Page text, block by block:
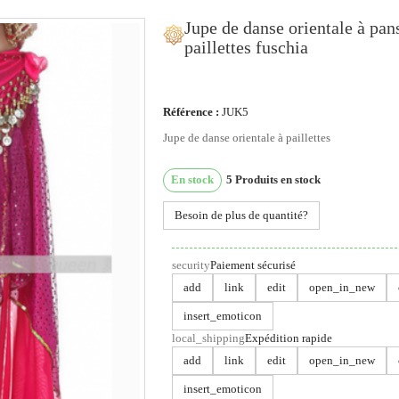
utilisons des cookies
utilisons des cookies et d'autres technologies de suivi
améliorer votre expérience de navigation sur notre site,
vous montrer un contenu personnalisé et des publicités
pour analyser le trafic de notre site et pour
de nos visiteurs.
Je refuse Changer mes préférences
Jupe de danse orientale à
paillettes fuschia
Référence : JUK5
Jupe de danse orientale à paillettes
En stock 5 Produits en stock
Besoin de plus de quantité?
securityPaiement sécurisé
add
link edit open_in_new
insert_emoticon
local_shippingExpédition rapide
add
link edit open_in_new
insert_emoticon